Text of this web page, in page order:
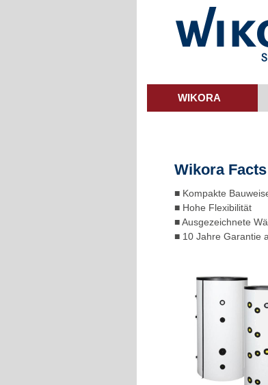
WIKORA
Wikora Facts
■ Kompakte
■ Hohe Flexibilität
■ Ausgezeichnete
■ 10 Jahre Garantie